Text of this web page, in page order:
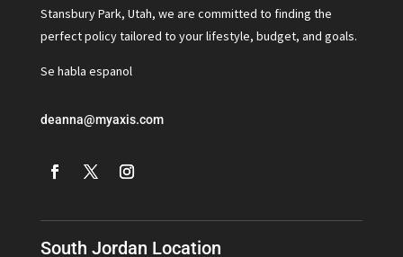
Stansbury Park, Utah, we are committed to finding the
perfect policy tailored to your lifestyle, budget, and goals.
Se habla espanol
deanna@myaxis.com
South Jordan Location